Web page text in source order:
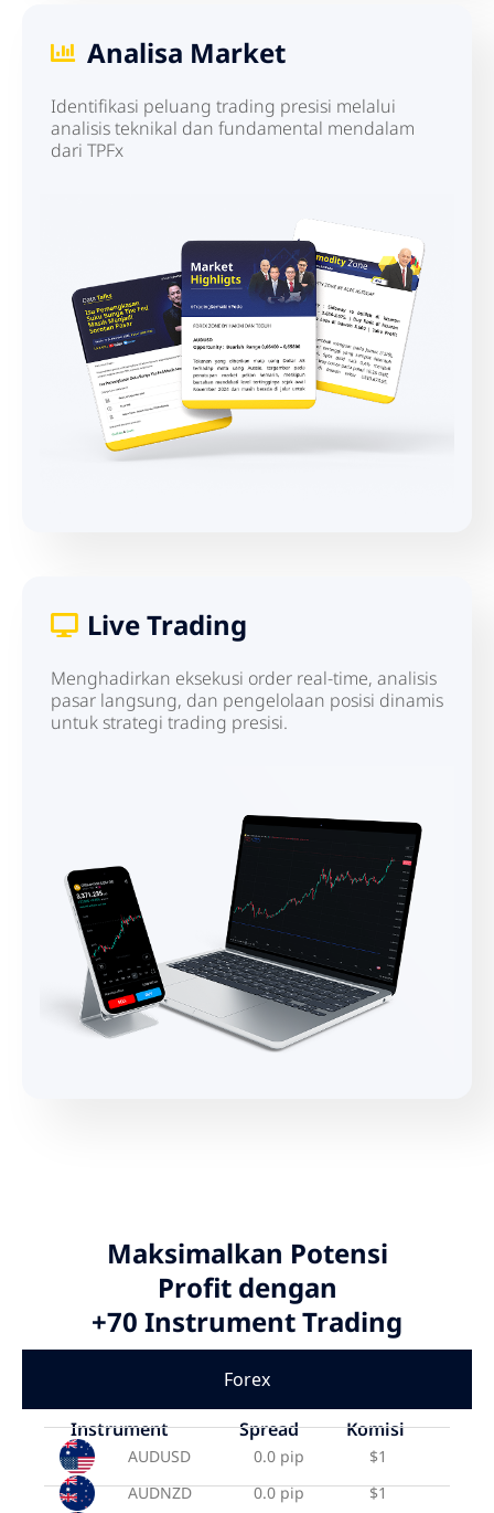
Analisa Market
Identifikasi peluang trading presisi melalui
analisis teknikal dan fundamental mendalam
dari TPFx
Live Trading
Menghadirkan eksekusi order real-time, analisis
pasar langsung, dan pengelolaan posisi dinamis
untuk strategi trading presisi.
Maksimalkan Potensi
Profit dengan
+70 Instrument Trading
Forex
Instrument Spread Komisi
AUDUSD 0.0 pip
$1
AUDNZD
0.0 pip
$1